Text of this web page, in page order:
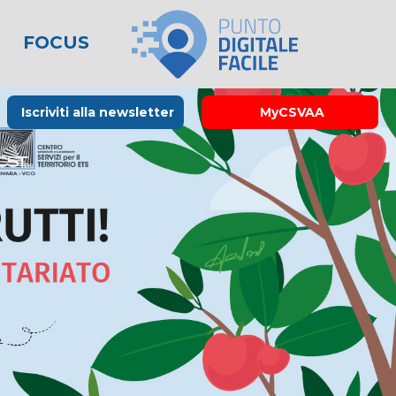
FOCUS
Rubrica La Stampa
Links utili
Iscriviti alla newsletter MyCSVAA